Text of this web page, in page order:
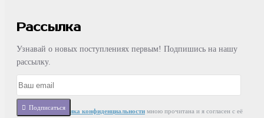
Рассылка
Узнавай о новых поступлениях первым! Подпишись на нашу
рассылку.
Подписаться
СтатьяПолитика конфиденциальности мною прочитана и я согласен с её